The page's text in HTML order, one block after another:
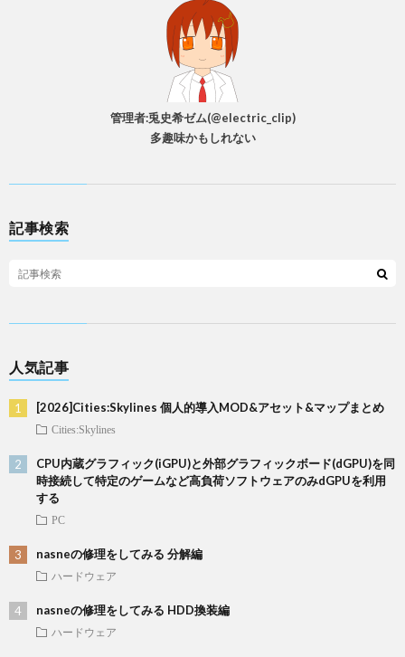
管理者:兎史希ゼム(@electric_clip)
多趣味かもしれない
記事検索
人気記事
[2026]Cities:Skylines 個人的導入MOD&アセット&マップまとめ
Cities:Skylines
CPU内蔵グラフィック(iGPU)と外部グラフィックボード(dGPU)を同
時接続して特定のゲームなど高負荷ソフトウェアのみdGPUを利用
する
PC
nasneの修理をしてみる 分解編
ハードウェア
nasneの修理をしてみる HDD換装編
ハードウェア